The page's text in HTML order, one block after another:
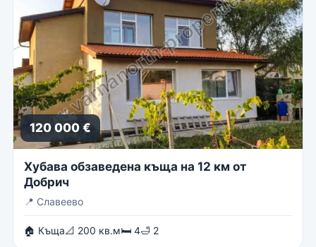
120 000 €
Хубава обзаведена къща на 12 км от
Добрич
📍 Славеево
🏠 Къща📐 200 кв.м🛏 4🛁 2